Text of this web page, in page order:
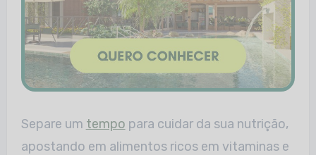
Separe um tempo para cuidar da sua nutrição,
apostando em alimentos ricos em vitaminas e